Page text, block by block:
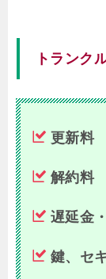
トランク
更新料
解約料
遅延金
鍵、セ